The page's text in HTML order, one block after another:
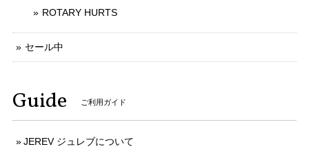
ROTARY HURTS
セール中
Guide ご利用ガイド
JEREV ジュレブについて